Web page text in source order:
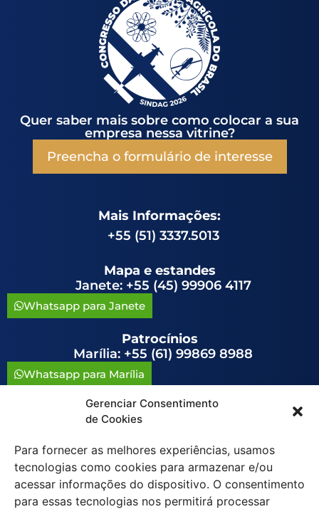
Gerenciar Consentimento
de Cookies
Para fornecer as melhores experiências, usamos
tecnologias como cookies para armazenar e/ou
acessar informações do dispositivo. O consentimento
para essas tecnologias nos permitirá processar
Quer saber mais sobre como colocar a sua
empresa nessa vitrine?
Preencha o formulário de interesse
Mais Informações:
+55 (51) 3337.5013
Mapa e estandes
Janete: +55 (45) 99906 4117
Whatsapp para Janete
Patrocínios
Marília: +55 (61) 99869 8988
Whatsapp para Marília
congressoavag@congressoavag.org.br